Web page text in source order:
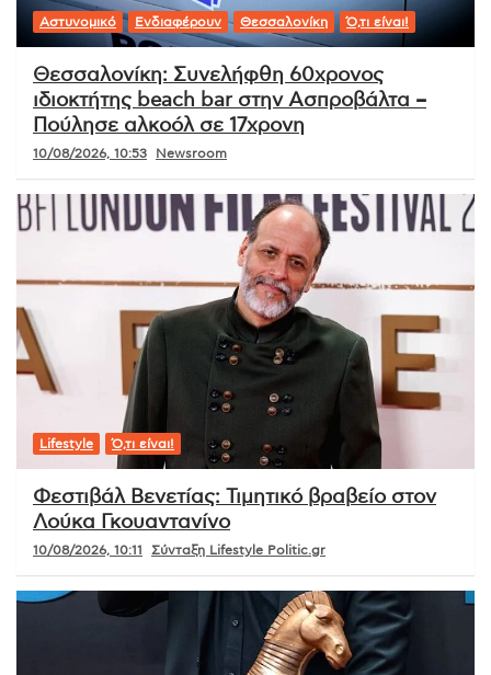
Αστυνομικό Ενδιαφέρουν Θεσσαλονίκη Ό,τι είναι!
Θεσσαλονίκη: Συνελήφθη 60χρονος
ιδιοκτήτης beach bar στην Ασπροβάλτα –
Πούλησε αλκοόλ σε 17χρονη
10/08/2026, 10:53 Newsroom
Lifestyle Ό,τι είναι!
Φεστιβάλ Βενετίας: Τιμητικό βραβείο στον
Λούκα Γκουαντανίνο
10/08/2026, 10:11 Σύνταξη Lifestyle Politic.gr